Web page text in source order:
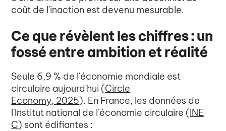
coût de l'inaction est devenu mesurable.
Ce que révèlent les chiffres : un
fossé entre ambition et réalité
Seule 6,9 % de l'économie mondiale est
circulaire aujourd'hui (Circle
Economy, 2025). En France, les données de
l'Institut national de l'économie circulaire (INE
C) sont édifiantes :